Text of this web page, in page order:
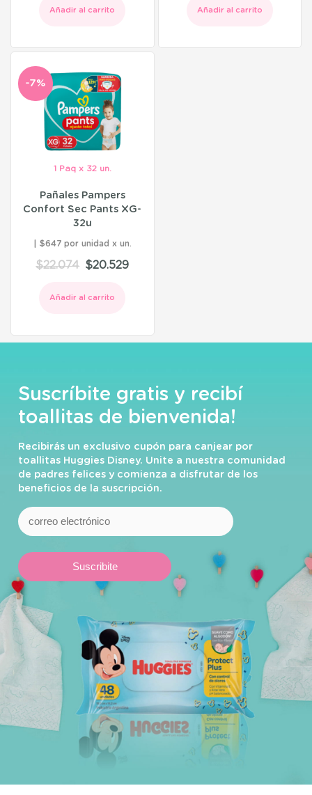
Añadir al carrito Añadir al carrito
-7%
1 Paq x 32 un.
Pañales Pampers
Confort Sec Pants XG-
32u
$647 por unidad
$22.074 $20.529
Añadir al carrito
Suscríbite gratis y recibí
toallitas de bienvenida!
Recibirás un exclusivo cupón para canjear por
toallitas Huggies Disney. Unite a nuestra comunidad
de padres felices y comienza a disfrutar de los
beneficios de la suscripción.